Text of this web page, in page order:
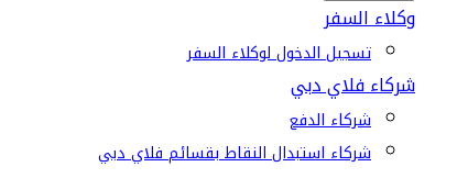
وكلاء السفر
تسجيل الدخول لوكلاء السفر
شركاء فلاي دبي
شركاء الدفع
شركاء استبدال النقاط بقسائم فلاي دبي